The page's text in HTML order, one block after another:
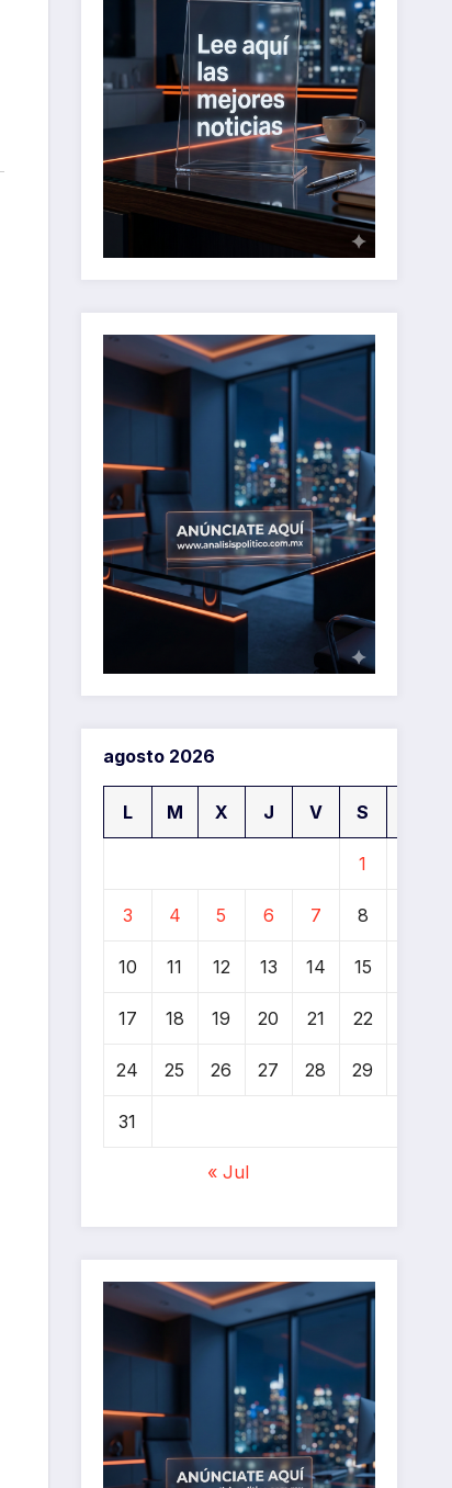
agosto 2026
L M X J V S
1
3 4 5 6 7 8
10 11 12 13 14 15
17 18 19 20 21 22
24 25 26 27 28 29
31
« Jul